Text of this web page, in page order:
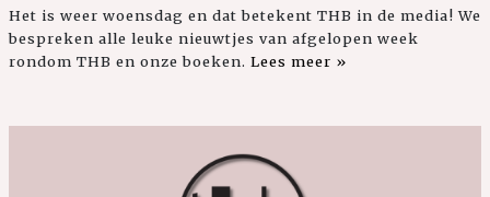
Het is weer woensdag en dat betekent THB in de media! We
bespreken alle leuke nieuwtjes van afgelopen week
rondom THB en onze boeken. Lees meer »